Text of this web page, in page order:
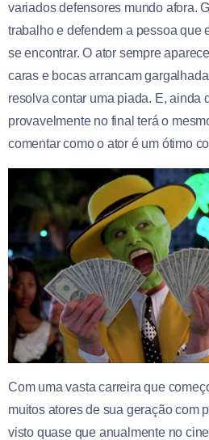
variados defensores mundo afora.
trabalho e defendem a pessoa que
se encontrar. O ator sempre
caras e bocas arrancam
resolva contar uma piada. E, ainda
provavelmente no final terá o
comentar como o ator é um ótimo
Com uma vasta carreira que
muitos atores de sua geração com
visto quase que anualmente no